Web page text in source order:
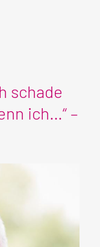
schade
ich…“ –